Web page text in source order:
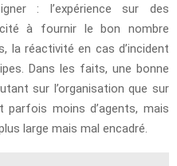
: l’expérience sur des
à fournir le bon nombre
la réactivité en cas d’incident
Dans les faits, une bonne
sur l’organisation que sur
parfois moins d’agents, mais
large mais mal encadré.